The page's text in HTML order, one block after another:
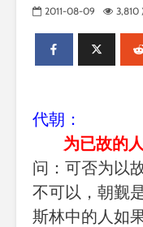
2011-08-09 3,810
代朝：
为已故的
问：可否为以
不可以，朝觐
斯林中的人如